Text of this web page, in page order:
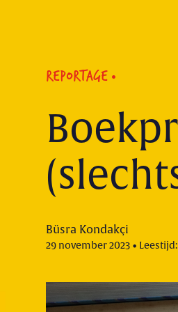
REPORTAGE
Büsra Kondakçi
29 november 2023 •